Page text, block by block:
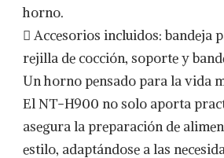
horno.
 Accesorios incluidos: bandeja
rejilla de cocción, soporte y
Un horno pensado para la vida
El NT-H900 no solo aporta
asegura la preparación de
estilo, adaptándose a las